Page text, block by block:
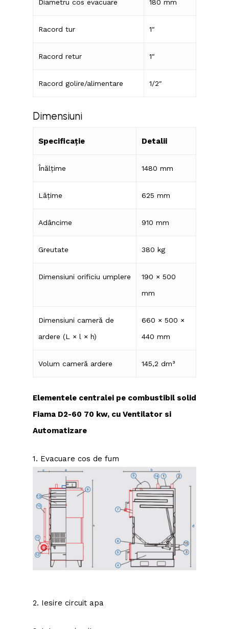
Diametru cos evacuare 180 mm
Racord tur 1″
Racord retur 1″
Racord golire/alimentare 1/2″
Dimensiuni
Specificație Detalii
Înălțime 1480 mm
Lățime 625 mm
Adâncime 910 mm
Greutate 380 kg
Dimensiuni orificiu umplere
190 × 500
mm
Dimensiuni cameră de
ardere (L × l × h)
660 × 500 ×
440 mm
Volum cameră ardere 145,2 dm³
Elementele centralei pe combustibil solid
Fiama D2-60 70 kw, cu Ventilator si
Automatizare
1. Evacuare cos de fum
2. Iesire circuit apa